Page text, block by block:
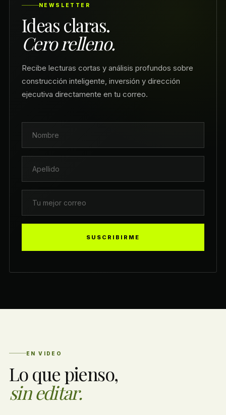
NEWSLETTER
Ideas claras.
Cero relleno.
Recibe lecturas cortas y análisis profundos sobre
construcción inteligente, inversión y dirección
ejecutiva directamente en tu correo.
SUSCRIBIRME
EN VIDEO
Lo que pienso,
sin editar.